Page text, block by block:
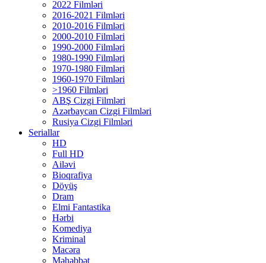
2022 Filmləri
2016-2021 Filmləri
2010-2016 Filmləri
2000-2010 Filmləri
1990-2000 Filmləri
1980-1990 Filmləri
1970-1980 Filmləri
1960-1970 Filmləri
>1960 Filmləri
ABŞ Cizgi Filmləri
Azərbaycan Cizgi Filmləri
Rusiya Cizgi Filmləri
Seriallar
HD
Full HD
Ailəvi
Bioqrafiya
Döyüş
Dram
Elmi Fantastika
Hərbi
Komediya
Kriminal
Macəra
Məhəbbət